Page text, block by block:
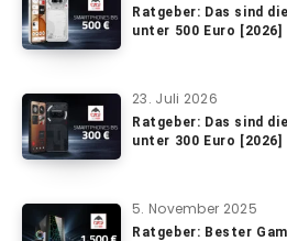
Ratgeber: Das sind
unter 500 Euro [2026]
23. Juli 2026
Ratgeber: Das sind
unter 300 Euro [2026]
5. November 2025
Ratgeber: Bester